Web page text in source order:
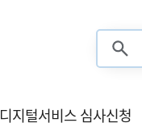
디지털서비스 심사신청